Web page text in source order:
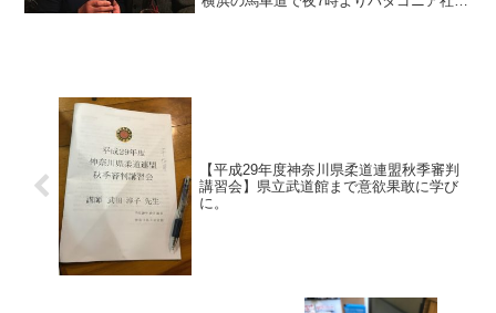
【平成29年度神奈川県柔道連盟秋季審判
講習会】県立武道館まで意欲果敢に学び
に。